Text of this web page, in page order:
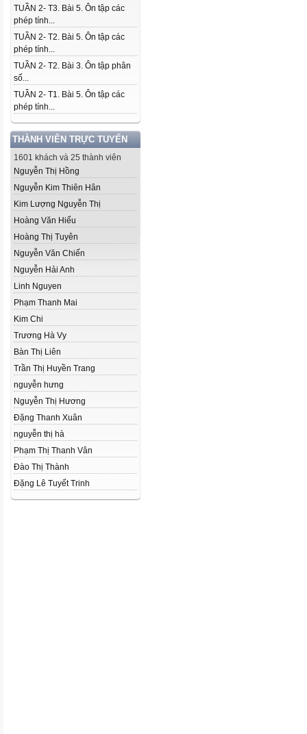
TUẦN 2- T3. Bài 5. Ôn tập các
phép tính...
TUẦN 2- T2. Bài 5. Ôn tập các
phép tính...
TUẦN 2- T2. Bài 3. Ôn tập phân
số...
TUẦN 2- T1. Bài 5. Ôn tập các
phép tính...
THÀNH VIÊN TRỰC TUYẾN
1601 khách và 25 thành viên
Nguyễn Thị Hồng
Nguyễn Kim Thiên Hân
Kim Lượng Nguyễn Thị
Hoàng Văn Hiếu
Hoàng Thị Tuyên
Nguyễn Văn Chiến
Nguyễn Hải Anh
Linh Nguyen
Phạm Thanh Mai
Kim Chi
Trương Hà Vy
Bàn Thị Liên
Trần Thị Huyền Trang
nguyễn hưng
Nguyễn Thị Hương
Đặng Thanh Xuân
nguyễn thị hà
Phạm Thị Thanh Vân
Đào Thị Thành
Đặng Lê Tuyết Trinh